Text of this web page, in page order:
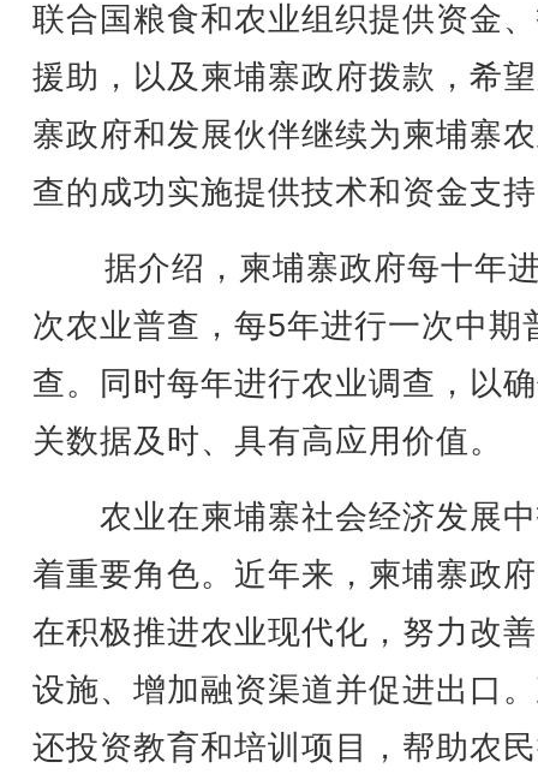
联合国粮食和农业组织提供资金
援助，以及柬埔寨政府拨款，希
寨政府和发展伙伴继续为柬埔寨
查的成功实施提供技术和资金支
据介绍，柬埔寨政府每十年
次农业普查，每5年进行一次中期
查。同时每年进行农业调查，以
关数据及时、具有高应用价值。
农业在柬埔寨社会经济发展
着重要角色。近年来，柬埔寨政
在积极推进农业现代化，努力改
设施、增加融资渠道并促进出口
还投资教育和培训项目，帮助农